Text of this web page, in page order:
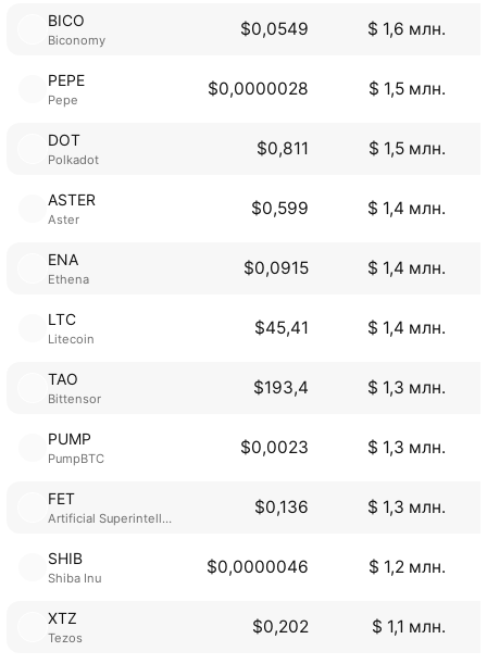
BICO
Biconomy
$0,0549 $ 1,6 млн.
PEPE
Pepe
$0,0000028 $ 1,5 млн.
DOT
Polkadot
$0,811 $ 1,5 млн.
ASTER
Aster
$0,599 $ 1,4 млн.
ENA
Ethena
$0,0915 $ 1,4 млн.
LTC
Litecoin
$45,41 $ 1,4 млн.
TAO
Bittensor
$193,4 $ 1,3 млн.
PUMP
PumpBTC
$0,0023 $ 1,3 млн.
FET
Artificial Superintelligence Alliance
$0,136 $ 1,3 млн.
SHIB
Shiba Inu
$0,0000046 $ 1,2 млн.
XTZ
Tezos
$0,202 $ 1,1 млн.